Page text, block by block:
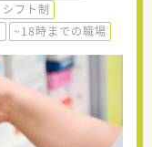
シフト制
~18時までの職場